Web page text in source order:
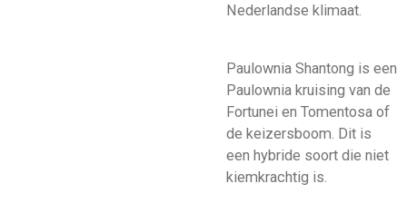
Nederlandse klimaat.
Paulownia Shantong is een
Paulownia kruising van de
Fortunei en Tomentosa of
de keizersboom. Dit is
een hybride soort die niet
kiemkrachtig is.